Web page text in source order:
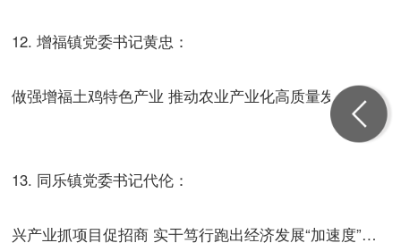
12. 增福镇党委书记黄忠：
做强增福土鸡特色产业 推动农业产业化高质量发展… 12
13. 同乐镇党委书记代伦：
兴产业抓项目促招商 实干笃行跑出经济发展“加速度”…